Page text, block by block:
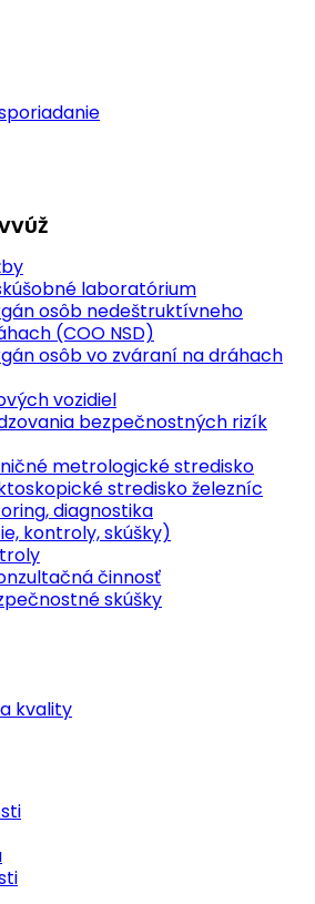
laboratórium
osôb nedeštruktívneho
(COO NSD)
osôb vo zváraní na dráhach
vozidiel
bezpečnostných rizík
metrologické stredisko
stredisko železníc
diagnostika
kontroly, skúšky)
činnosť
skúšky
kvality